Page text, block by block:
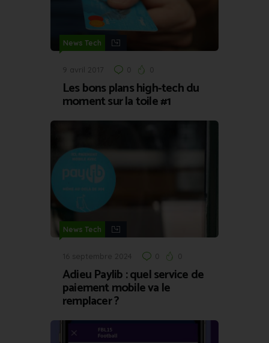
News Tech
9 avril 2017 0 0
Les bons plans high-tech du
moment sur la toile #1
News Tech
16 septembre 2024 0 0
Adieu Paylib : quel service de
paiement mobile va le
remplacer ?